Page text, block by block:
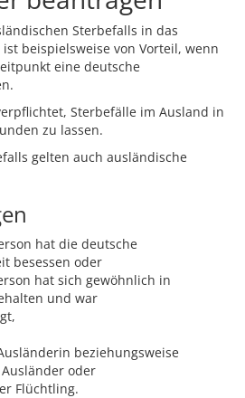
Sterbefalls in das
beispielsweise von Vorteil, wenn
eine deutsche
Sterbefälle im Ausland in
zu lassen.
gelten auch ausländische
hat die deutsche
besessen oder
hat sich gewöhnlich in
und war
beziehungsweise
oder
Flüchtling.